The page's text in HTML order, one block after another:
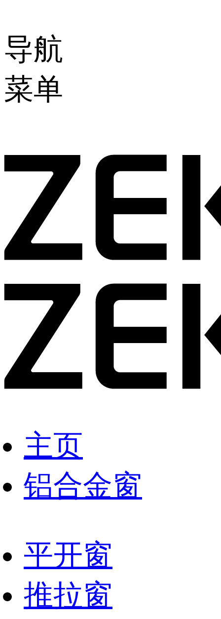
导航
菜单
主页
铝合金窗
平开窗
推拉窗